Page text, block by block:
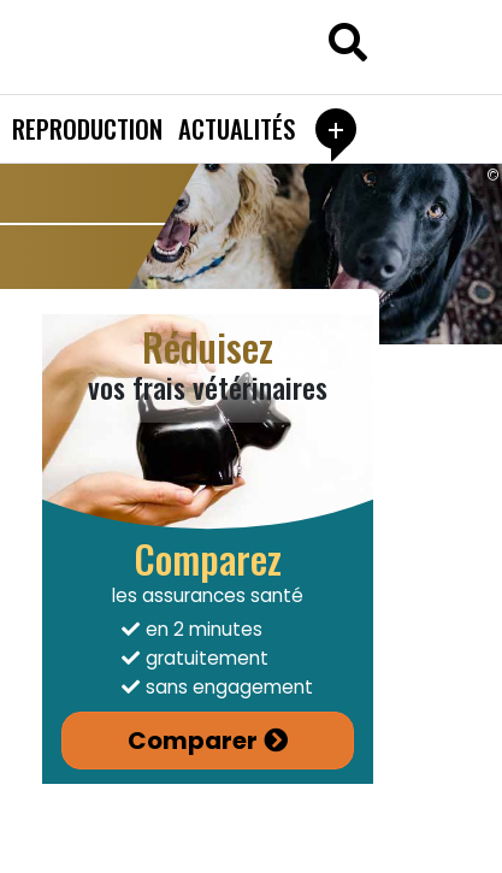
REPRODUCTION ACTUALITÉS +
©
Réduisez
vos frais vétérinaires
Comparez
les assurances santé
en 2 minutes
gratuitement
sans engagement
Comparer